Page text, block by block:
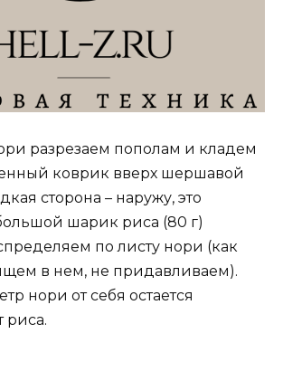
разрезаем пополам и кладем
коврик вверх шершавой
сторона – наружу, это
шарик риса (80 г)
по листу нори (как
в нем, не придавливаем).
нори от себя остается
риса.